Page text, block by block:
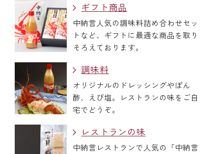
ギフト商品
中納言人気の調味料詰め合わせセッ
トなど、ギフトに最適な商品を取り
そろえております。
調味料
オリジナルのドレッシングやぽん
酢、えび塩。レストランの味をご自
宅でどうぞ。
レストランの味
中納言レストランで人気の「中納言